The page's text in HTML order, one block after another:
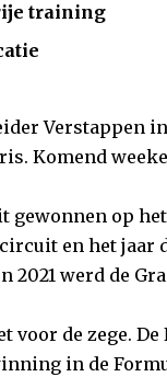
training
Verstappen
Komend
op
en het jaar
2021 werd de
voor de zege.
in de